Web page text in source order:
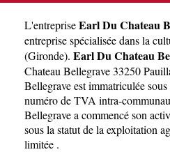
L'entrepriseEarl Du Chateau
entreprise spécialisée dans la
(Gironde). Earl Du Chateau
Chateau Bellegrave 33250
Bellegrave est immatriculée
numéro de TVA intra-
Bellegrave a commencé son
sous la statut de la exploitation
limitée .